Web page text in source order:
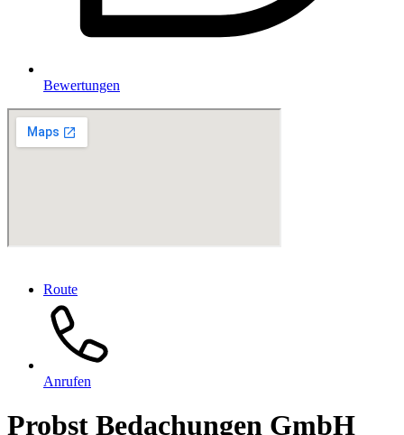
Bewertungen
Route
Anrufen
Probst Bedachungen GmbH